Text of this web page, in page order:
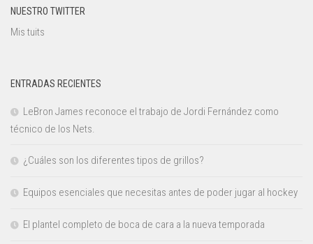
NUESTRO TWITTER
Mis tuits
ENTRADAS RECIENTES
LeBron James reconoce el trabajo de Jordi Fernández como
técnico de los Nets.
¿Cuáles son los diferentes tipos de grillos?
Equipos esenciales que necesitas antes de poder jugar al hockey
El plantel completo de boca de cara a la nueva temporada